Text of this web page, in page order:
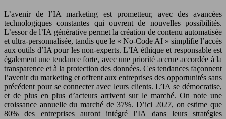
L’avenir de l’IA marketing est prometteur, avec des avancées
technologiques constantes qui ouvrent de nouvelles possibilités.
L’essor de l’IA générative permet la création de contenu automatisée
et ultra-personnalisée, tandis que le « No-Code AI » simplifie l’accès
aux outils d’IA pour les non-experts. L’IA éthique et responsable est
également une tendance forte, avec une priorité accrue accordée à la
transparence et à la protection des données. Ces tendances façonnent
l’avenir du marketing et offrent aux entreprises des opportunités sans
précédent pour se connecter avec leurs clients. L’IA se démocratise,
et de plus en plus d’acteurs arrivent sur le marché. On note une
croissance annuelle du marché de 37%. D’ici 2027, on estime que
80% des entreprises auront intégré l’IA dans leurs stratégies